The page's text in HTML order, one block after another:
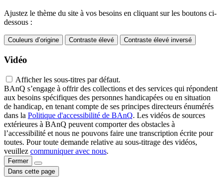
Ajustez le thème du site à vos besoins en cliquant sur les boutons ci-
dessous :
Couleurs d’origine Contraste élevé Contraste élevé inversé
Vidéo
Afficher les sous-titres par défaut.
BAnQ s’engage à offrir des collections et des services qui répondent
aux besoins spécifiques des personnes handicapées ou en situation
de handicap, en tenant compte de ses principes directeurs énumérés
dans la Politique d'accessibilité de BAnQ. Les vidéos de sources
extérieures à BAnQ peuvent comporter des obstacles à
l’accessibilité et nous ne pouvons faire une transcription écrite pour
toutes. Pour toute demande relative au sous-titrage des vidéos,
veuillez communiquer avec nous.
Fermer
Dans cette page